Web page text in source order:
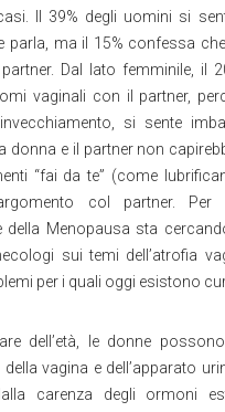
Il 39% degli uomini si
parla, ma il 15% confessa
Dal lato femminile, il
vaginali con il partner,
si sente
donna e il partner non
“fai da te” (come
col partner.
della Menopausa sta
sui temi dell’atrofia
per i quali oggi esistono
dell’età, le donne
vagina e dell’apparato
carenza degli ormoni